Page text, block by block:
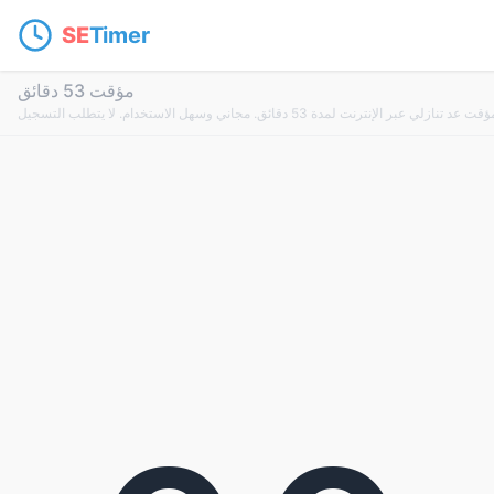
SETimer
مؤقت 53 دقائق